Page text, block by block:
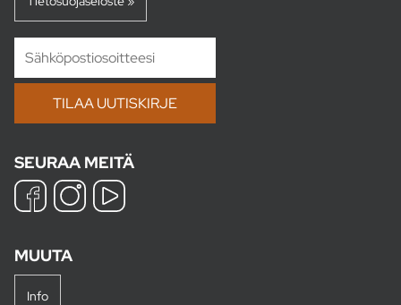
SEURAA MEITÄ
MUUTA
Info